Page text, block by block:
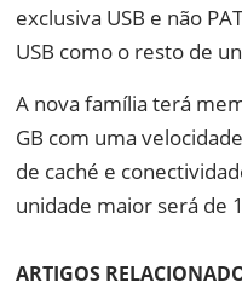
exclusiva USB e não
USB como o resto de
A nova família terá
GB com uma
de caché e
unidade maior será de
ARTIGOS